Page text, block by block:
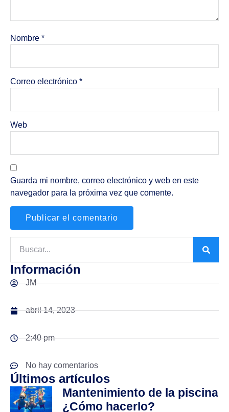
Nombre *
Correo electrónico *
Web
Guarda mi nombre, correo electrónico y web en este
navegador para la próxima vez que comente.
Información
JM
abril 14, 2023
2:40 pm
No hay comentarios
Últimos artículos
Mantenimiento de la piscina
¿Cómo hacerlo?